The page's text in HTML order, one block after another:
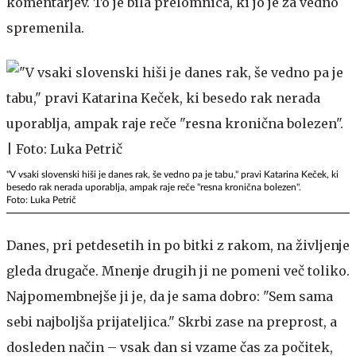
spremenila.
"V vsaki slovenski hiši je danes rak, še vedno pa je tabu," pravi Katarina Keček, ki
besedo rak nerada uporablja, ampak raje reče "resna kronična bolezen".
Foto: Luka Petrič
Danes, pri petdesetih in po bitki z rakom, na življenje
gleda drugače. Mnenje drugih ji ne pomeni več toliko.
Najpomembnejše ji je, da je sama dobro: "Sem sama
sebi najboljša prijateljica." Skrbi zase na preprost, a
dosleden način – vsak dan si vzame čas za počitek,